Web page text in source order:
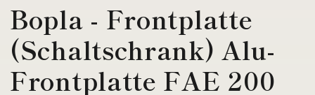
Bopla - Frontplatte
(Schaltschrank) Alu-
Frontplatte FAE 200